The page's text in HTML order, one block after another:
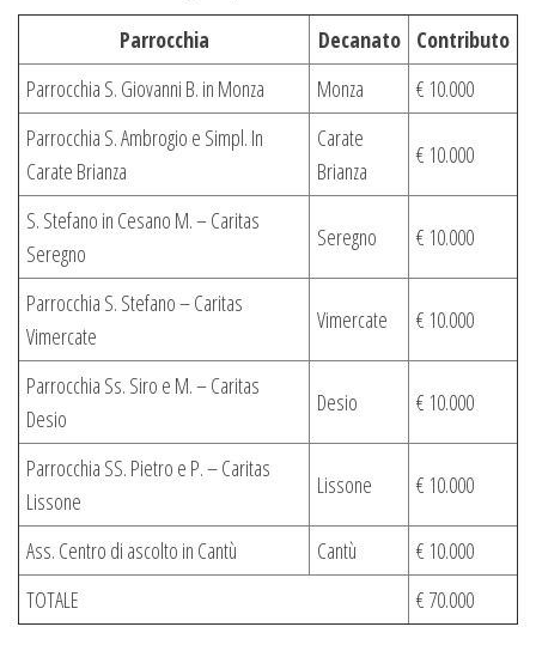
Parrocchia
Decanato
Contributo
Parrocchia S. Giovanni B. in Monza
Monza
€ 10.000
Parrocchia S. Ambrogio e Simpl. In
Carate Brianza
Carate
Brianza
€ 10.000
S. Stefano in Cesano M. – Caritas
Seregno
Seregno € 10.000
Parrocchia S. Stefano – Caritas
Vimercate
Vimercate € 10.000
Parrocchia Ss. Siro e M. – Caritas
Desio
Desio € 10.000
Parrocchia SS. Pietro e P. – Caritas
Lissone
Lissone € 10.000
Ass. Centro di ascolto in Cantù Cantù
€ 10.000
TOTALE
€ 70.000